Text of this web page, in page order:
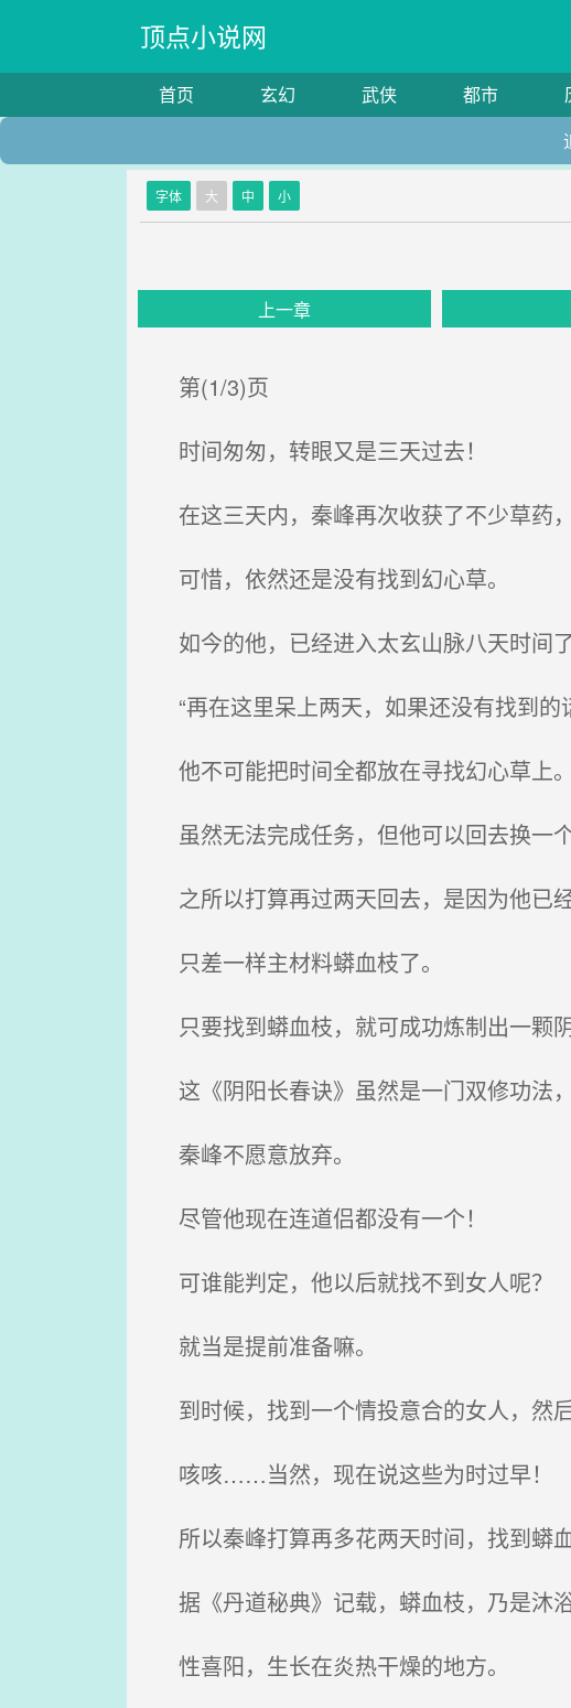
顶点小说网
首页 玄幻 武侠 都市
字体 大 中 小
上一章
第(1/3)页
时间匆匆，转眼又是三天过去！
在这三天内，秦峰再次收获了不少草药
可惜，依然还是没有找到幻心草。
如今的他，已经进入太玄山脉八天时间了
“再在这里呆上两天，如果还没有找到的
他不可能把时间全都放在寻找幻心草上。
虽然无法完成任务，但他可以回去换一
之所以打算再过两天回去，是因为他已
只差一样主材料蟒血枝了。
只要找到蟒血枝，就可成功炼制出一颗
这《阴阳长春诀》虽然是一门双修功法
秦峰不愿意放弃。
尽管他现在连道侣都没有一个！
可谁能判定，他以后就找不到女人呢？
就当是提前准备嘛。
到时候，找到一个情投意合的女人，然
咳咳……当然，现在说这些为时过早！
所以秦峰打算再多花两天时间，找到蟒血
据《丹道秘典》记载，蟒血枝，乃是沐
性喜阳，生长在炎热干燥的地方。